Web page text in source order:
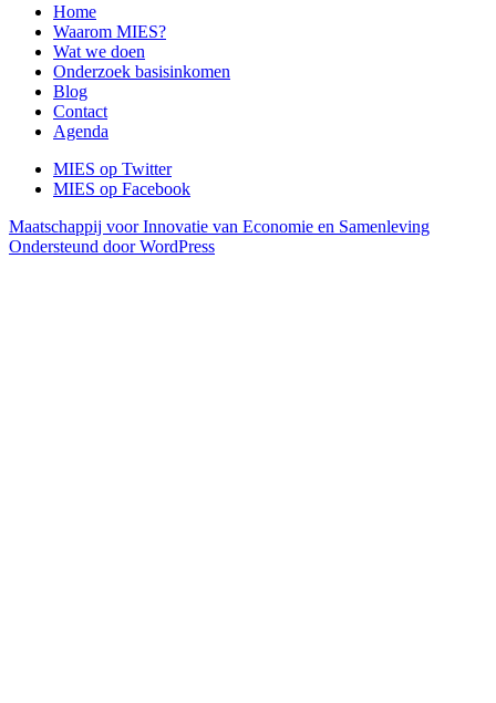
Home
Waarom MIES?
Wat we doen
Onderzoek basisinkomen
Blog
Contact
Agenda
MIES op Twitter
MIES op Facebook
Maatschappij voor Innovatie van Economie en Samenleving
Ondersteund door WordPress